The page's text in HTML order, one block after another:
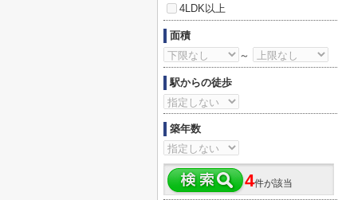
4LDK以上
面積
～
駅からの徒歩
築年数
4件が該当